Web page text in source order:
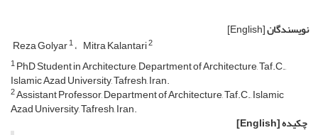
نویسندگان[English]
Reza Golyar1 Mitra Kalantari2
1PhD Student in Architecture, Department of Architecture, Taf.C.,
Islamic Azad University, Tafresh, Iran.
2Assistant Professor, Department of Architecture, Taf.C., Islamic
Azad University, Tafresh, Iran.
چکیده[English]